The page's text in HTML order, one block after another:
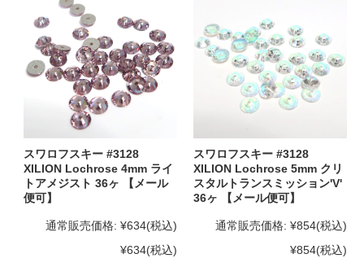
スワロフスキー #3128
XILION Lochrose 4mm ライ
トアメジスト 36ヶ 【メール
便可】
通常販売価格: ¥634(税込)
¥634(税込)
スワロフスキー #3128
XILION Lochrose 5mm クリ
スタルトランスミッション'V'
36ヶ 【メール便可】
通常販売価格: ¥854(税込)
¥854(税込)